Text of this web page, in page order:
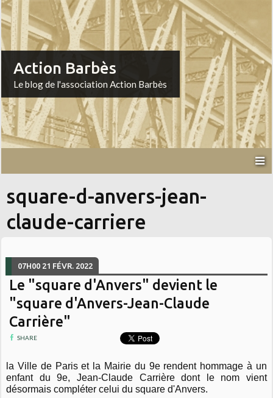
Action Barbès
Le blog de l'association Action Barbès
square-d-anvers-jean-
claude-carriere
07H00 21 FÉVR. 2022
Le "square d'Anvers" devient le
"square d'Anvers-Jean-Claude
Carrière"
SHARE
la Ville de Paris et la Mairie du 9e rendent hommage à un
enfant du 9e, Jean-Claude Carrière dont le nom vient
désormais compléter celui du square d'Anvers.